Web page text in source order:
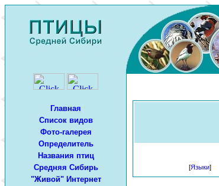
Главная
Список видов
Фото-галерея
Определитель
Названия птиц
Средняя Сибирь
"Живой" Интернет
[Языки]